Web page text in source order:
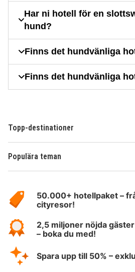
Har ni hotell för en
hund?
Finns det hundvänliga
Finns det hundvänliga
Topp-destinationer
Populära teman
HotelSpecials50.000+ hotellpaket –
cityresor!
2,5 miljoner nöjda
– boka du med!
Spara upp till 50% –